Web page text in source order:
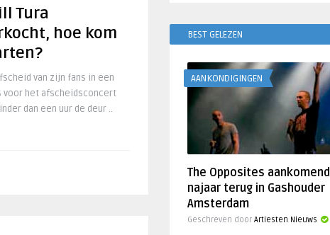
Tura
hoe kom
van zijn fans in een
voor het afscheidsconcert
dan een uur de deur ..
BEST GELEZEN
AANKONDIGINGEN
The Opposites aankomend
najaar terug in Gashouder
Amsterdam
Geschreven door Artiesten Nieuws